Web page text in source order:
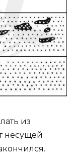
из
несущей